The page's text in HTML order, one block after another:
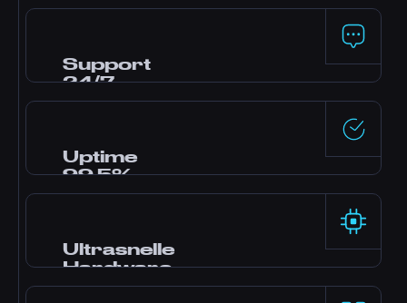
gaming geoptimaliseerde filters. Uw server
blijft online, zelfs tijdens aanvallen.
Support
24/7
meeste vragen worden binnen enkele
minuten beantwoord.
Uptime
99,5%
rotsvaste betrouwbaarheid, ondersteund door
onze SLA.
Ultrasnelle
Hardware